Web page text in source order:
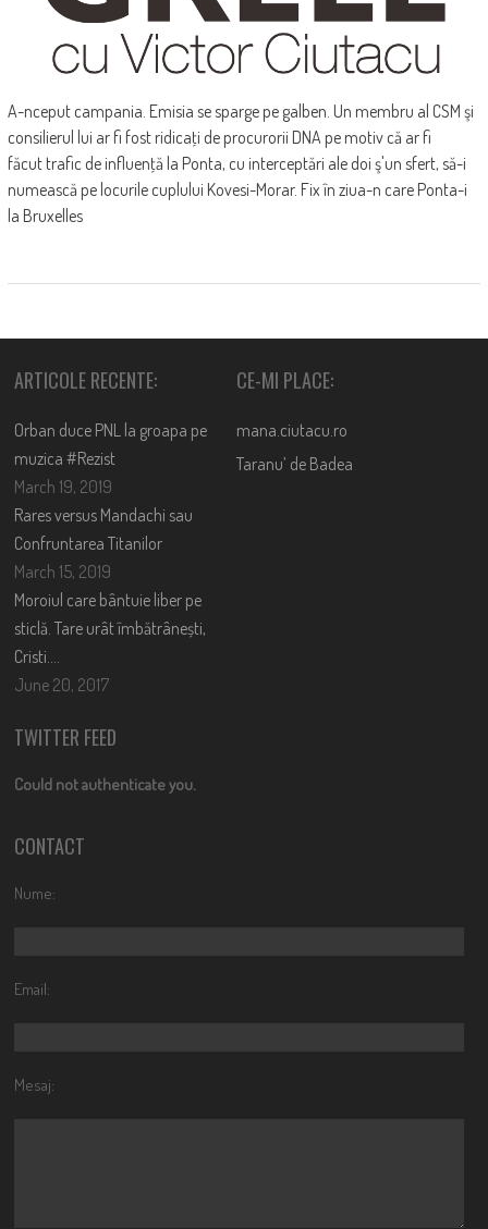
A-nceput campania. Emisia se sparge pe galben. Un membru al CSM şi
consilierul lui ar fi fost ridicaţi de procurorii DNA pe motiv că ar fi
făcut trafic de influenţă la Ponta, cu interceptări ale doi ş'un sfert, să-i
numească pe locurile cuplului Kovesi-Morar. Fix în ziua-n care Ponta-i
la Bruxelles
ARTICOLE RECENTE:
Orban duce PNL la groapa pe
muzica #Rezist
March 19, 2019
Rares versus Mandachi sau
Confruntarea Titanilor
March 15, 2019
Moroiul care bântuie liber pe
sticlă. Tare urât îmbătrânești,
Cristi….
June 20, 2017
CE-MI PLACE:
mana.ciutacu.ro
Taranu’ de Badea
TWITTER FEED
Could not authenticate you.
CONTACT
Nume:
Email:
Mesaj: